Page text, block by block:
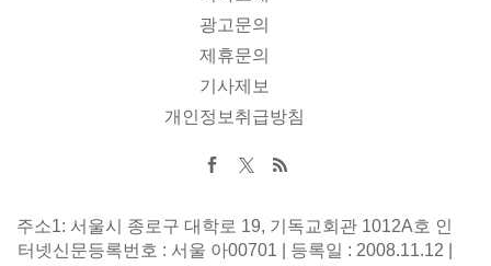
광고문의
제휴문의
기사제보
개인정보취급방침
주소1: 서울시 종로구 대학로 19, 기독교회관 1012A호 인
터넷신문등록번호 : 서울 아00701 | 등록일 : 2008.11.12 |